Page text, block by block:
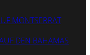
MONTSERRAT
DEN BAHAMAS